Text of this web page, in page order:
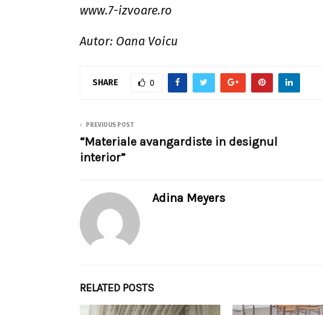
www.7-izvoare.ro
Autor: Oana Voicu
SHARE 0
PREVIOUS POST
“Materiale avangardiste in designul
interior”
Adina Meyers
RELATED POSTS